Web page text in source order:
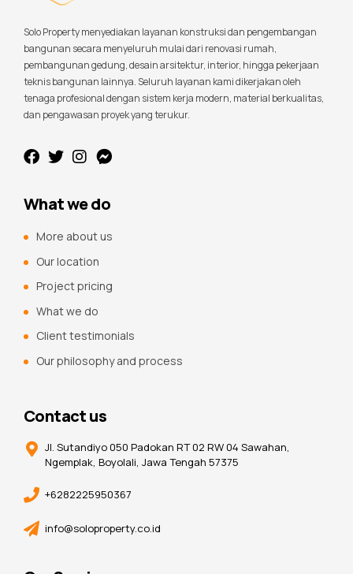
Solo Property menyediakan layanan konstruksi dan pengembangan
bangunan secara menyeluruh mulai dari renovasi rumah,
pembangunan gedung, desain arsitektur, interior, hingga pekerjaan
teknis bangunan lainnya. Seluruh layanan kami dikerjakan oleh
tenaga profesional dengan sistem kerja modern, material berkualitas,
dan pengawasan proyek yang terukur.
What we do
More about us
Our location
Project pricing
What we do
Client testimonials
Our philosophy and process
Contact us
Jl. Sutandiyo 050 Padokan RT 02 RW 04 Sawahan,
Ngemplak, Boyolali, Jawa Tengah 57375
+6282225950367
info@soloproperty.co.id